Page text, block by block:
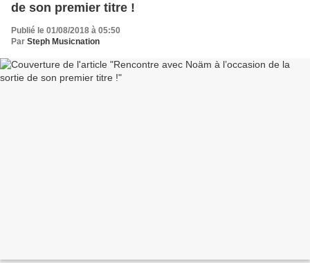
de son premier titre !
Publié le 01/08/2018 à 05:50
Par Steph Musicnation